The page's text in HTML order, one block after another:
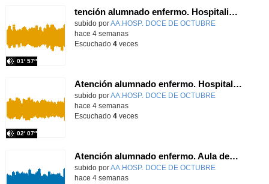
tención alumnado enfermo. Hospitalización Psiquiátrica. María del Carmen Sanz Segura
Contenido educativo.
subido porAA.HOSP. DOCE DE OCTUBRE
01′ 57″
-
hace 4 semanas
Escuchado 4veces
Atención alumnado enfermo. Hospitalización Psiquiátrica. Miguel Ángel Baena Recio
Contenido educativo.
subido porAA.HOSP. DOCE DE OCTUBRE
02′ 07″
-
hace 4 semanas
Escuchado 4veces
Atención alumnado enfermo. Aula dentro del hospital. Laura Gómez-Pardo Gayete
Contenido educativo.
subido porAA.HOSP. DOCE DE OCTUBRE-
hace 4 semanas